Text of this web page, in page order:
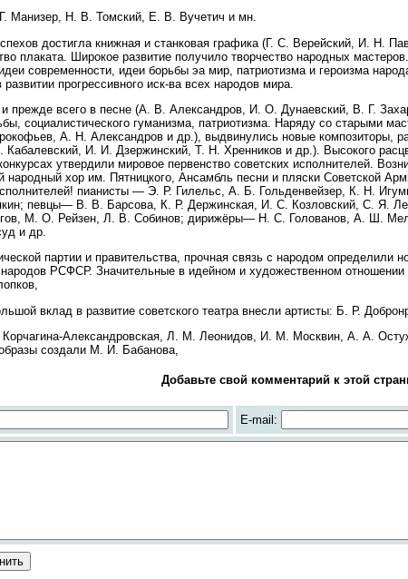
Манизер, Н. В. Томский, Е. В. Вучетич и мн.
достигла книжная и станковая графика (Г. С. Верейский, И. Н.
плаката. Широкое развитие получило творчество народных
современности, идеи борьбы эа мир, патриотизма и героизма
прогрессивного иск-ва всех народов мира.
и прежде всего в песне (А. В. Александров, И. О. Дунаевский, В. Г.
социалистического гуманизма, патриотизма. Наряду со старыми
А. Н. Александров и др.), выдвинулись новые
И. И. Дзержинский, Т. Н. Хренников и др.). Высокого
утвердили мировое первенство советских исполнителей.
народный хор им. Пятницкого, Ансамбль песни и пляски Советской
пианисты — Э. Р. Гилельс, А. Б. Гольденвейзер, К. Н.
певцы— В. В. Барсова, К. Р. Держинская, И. С. Козловский, С. Я.
М. О. Рейзен, Л. В. Собинов; дирижёры— Н. С. Голованов, А. Ш.
и др.
партии и правительства, прочная связь с народом определили
народов РСФСР. Значительные в идейном и художественном
вклад в развитие советского театра внесли артисты: Б. Р.
Александровская, Л. М. Леонидов, И. М. Москвин, А. А.
создали М. И. Бабанова,
Добавьте свой комментарий к этой
E-mail: